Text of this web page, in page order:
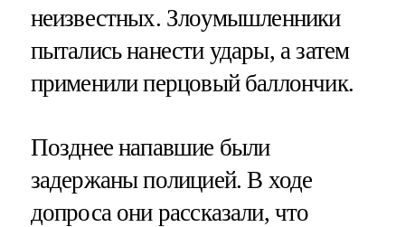
неизвестных. Злоумышленники
пытались нанести удары, а затем
применили перцовый баллончик.
Позднее напавшие были
задержаны полицией. В ходе
допроса они рассказали, что